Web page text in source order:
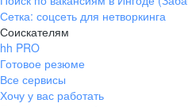
Сетка: соцсеть для нетворкинга
Соискателям
hh PRO
Готовое резюме
Все сервисы
Хочу у вас работать